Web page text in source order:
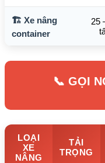
🏗️ Xe nâng
container
25
📞 GỌI
LOẠI
XE
NÂNG
TẢI
TRỌNG